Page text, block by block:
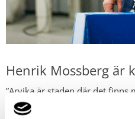
Henrik Mossberg är
”Arvika är staden där det finns
En stad som ofta hamnar i